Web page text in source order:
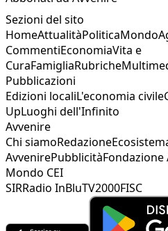
Sezioni del sito
HomeAttualitàPoliticaMondo
CommentiEconomiaVita e
CuraFamigliaRubriche
Pubblicazioni
Edizioni localiL'economia civile
UpLuoghi dell'Infinito
Avvenire
Chi siamoRedazione
AvvenirePubblicitàFondazione
Mondo CEI
SIRRadio InBluTV2000FISC